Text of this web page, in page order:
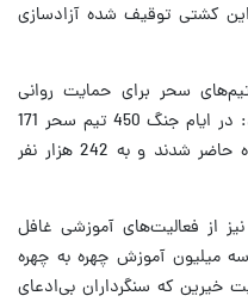
کشتی توقیف شده آزادسازی
سحر برای حمایت روانی
اجتماعی در جنگ خبر داد و یادآور شد: در ایام جنگ 450 تیم سحر 171
هزار نفر - روز در محل‌های آسیب دیده حاضر شدند و به 242 هزار نفر
از فعالیت‌های آموزشی غافل
و سه میلیون آموزش چهره به چهره
خیرین که سنگرداران بی‌ادعای